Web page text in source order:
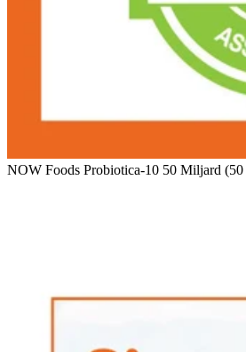
NOW Foods Probiotica-10 50 Miljard (50